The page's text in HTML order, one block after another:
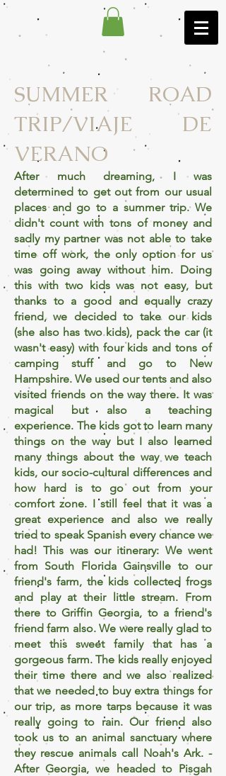
SUMMER ROAD
TRIP/VIAJE DE
VERANO
After much dreaming, I was
determined to get out from our usual
places and go to a summer trip. We
didn't count with tons of money and
sadly my partner was not able to take
time off work, the only option for us
was going away without him. Doing
this with two kids was not easy, but
thanks to a good and equally crazy
friend, we decided to take our kids
(she also has two kids), pack the car (it
wasn't easy) with four kids and tons of
camping stuff and go to New
Hampshire. We used our tents and also
visited friends on the way there. It was
magical but also a teaching
experience. The kids got to learn many
things on the way but I also learned
many things about the way we teach
kids, our socio-cultural differences and
how hard is to go out from your
comfort zone. I still feel that it was a
great experience and also we really
tried to speak Spanish every chance we
had!This was our itinerary: We went
from South Florida Gainsville to our
friend's farm, the kids collected frogs
and play at their little stream. From
there to Griffin Georgia, to a friend's
friend farm also. We were really glad to
meet this sweet family that has a
gorgeous farm. The kids really enjoyed
their time there and we also realized
that we needed to buy extra things for
our trip, as more tarps because it was
really going to rain. Our friend also
took us to an animal sanctuary where
they rescue animals call Noah's Ark. -
After Georgia, we headed to Pisgah